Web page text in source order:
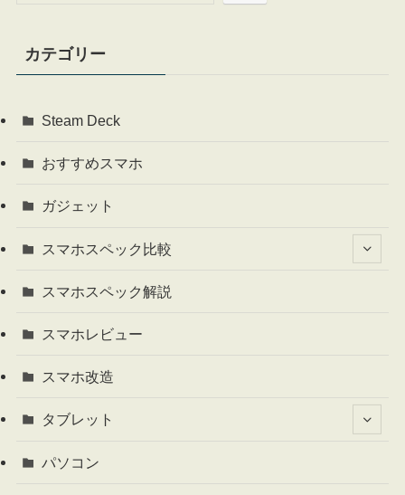
カテゴリー
Steam Deck
おすすめスマホ
ガジェット
スマホスペック比較
スマホスペック解説
スマホレビュー
スマホ改造
タブレット
パソコン